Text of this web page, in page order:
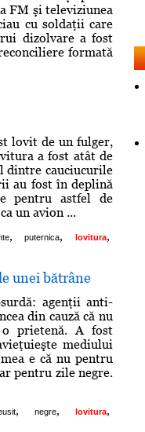
FM şi televiziunea
cu soldaţii care
dizolvare a fost
formată
lovit de un fulger,
a fost atât de
dintre cauciucurile
au fost în deplină
pentru astfel de
un avion ...
, puternica, lovitura,
unei bătrâne
agenţii anti-
din cauză că nu
o prietenă. A fost
mediului
e că nu pentru
pentru zile negre.
, negre, lovitura,